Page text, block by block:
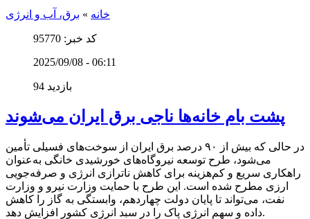
خانه » برق، آب و انرژی
کد خبر: 95770
2025/09/08 - 06:11
94 بازدید
پشت‌ بام خانه‌ها ناجی برق ایران می‌شوند
در حالی که بیش از ۹۰ درصد برق ایران از سوخت‌های فسیلی تأمین
می‌شود، طرح توسعه نیروگاه‌های خورشیدی خانگی به‌عنوان
راهکاری سریع و کم‌هزینه برای کاهش ناترازی انرژی و صرفه‌جویی
ارزی مطرح شده است. این طرح با حمایت وزارت نیرو و وزارت
نفت، می‌تواند تا پایان دولت چهاردهم، وابستگی به گاز را کاهش
داده و سهم انرژی پاک را در سبد انرژی کشور افزایش دهد.